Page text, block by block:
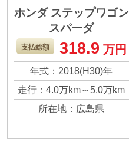
ホンダ ステップワゴン
スパーダ
HYBRID G・EX
Honda SE
支払総額 318.9 万円
年式：2018(H30)年
走行：4.0万km～5.0万km
所在地：広島県